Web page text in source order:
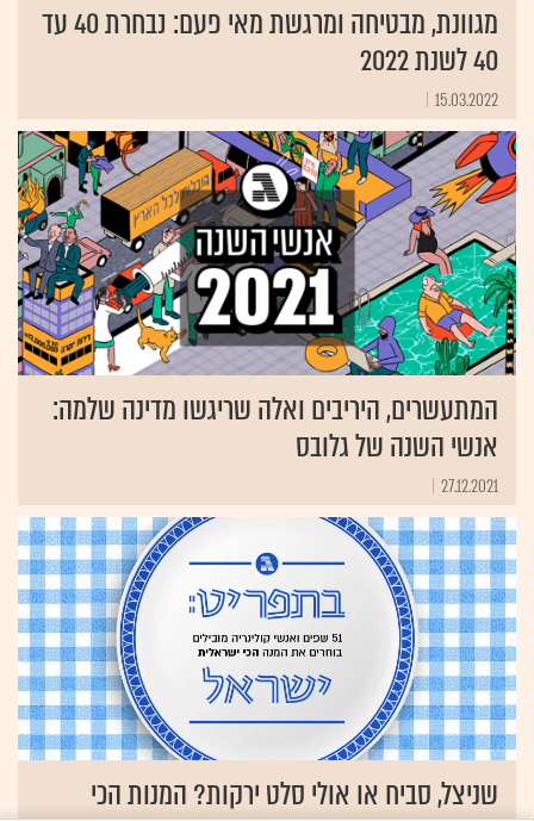
מגוונת, מבטיחה ומרגשת מאי פעם: נבחרת 40 עד
40 לשנת 2022
15.03.2022
המתעשרים, היריבים ואלה שריגשו מדינה שלמה:
אנשי השנה של גלובס
27.12.2021
שניצל, סביח או אולי סלט ירקות? המנות הכי